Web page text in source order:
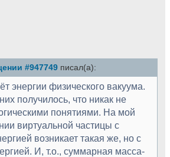
#947749 писал(а):
энергии физического вакуума.
получилось, что никак не
понятиями. На мой
виртуальной частицы с
возникает такая же, но с
И, т.о., суммарная масса-